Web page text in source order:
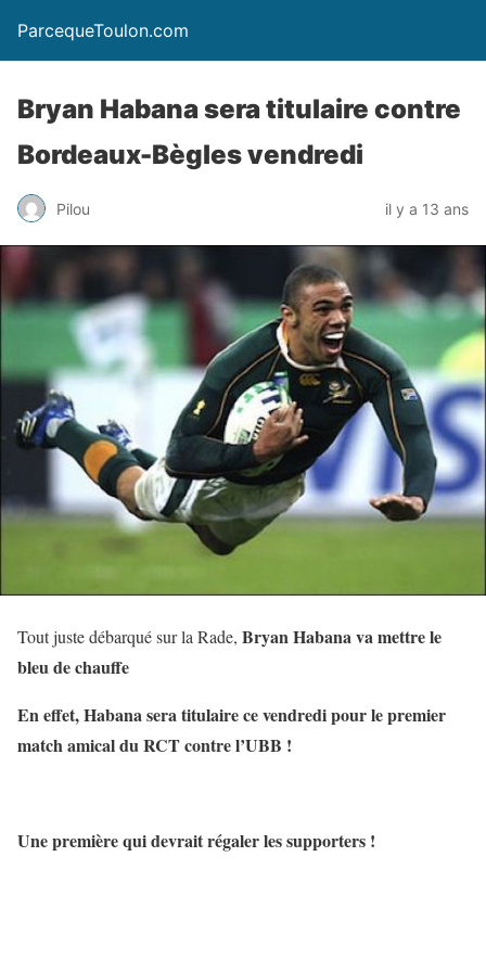
ParcequeToulon.com
Bryan Habana sera titulaire contre
Bordeaux-Bègles vendredi
Pilou il y a 13 ans
Tout juste débarqué sur la Rade, Bryan Habana va mettre le
bleu de chauffe
En effet, Habana sera titulaire ce vendredi pour le premier
match amical du RCT contre l’UBB !
Une première qui devrait régaler les supporters !